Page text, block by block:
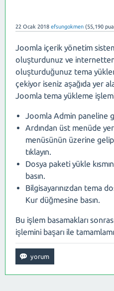
22 Ocak 2018 efsungokmen (55,190
Joomla içerik yönetim
oluşturdunuz ve
oluşturduğunuz tema
çekiyor iseniz aşağıda yer
Joomla tema yükleme
Joomla Admin paneline
Ardından üst menüde
menüsünün üzerine
tıklayın.
Dosya paketi yükle
basın.
Bilgisayarınızdan tema
Kur düğmesine basın.
Bu işlem basamakları
işlemini başarı ile